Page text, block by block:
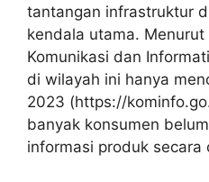
tantangan infrastruktur
kendala utama.
Komunikasi dan
di wilayah ini hanya
2023 (https://
banyak konsumen
informasi produk secara